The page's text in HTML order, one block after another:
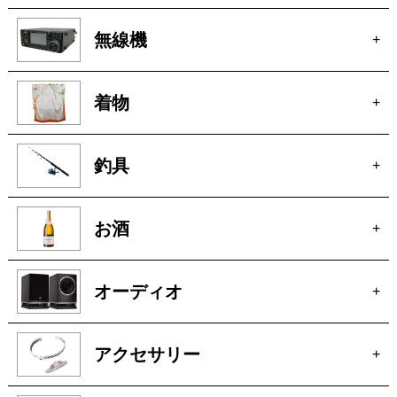
無線機 +
着物 +
釣具 +
お酒 +
オーディオ +
アクセサリー +